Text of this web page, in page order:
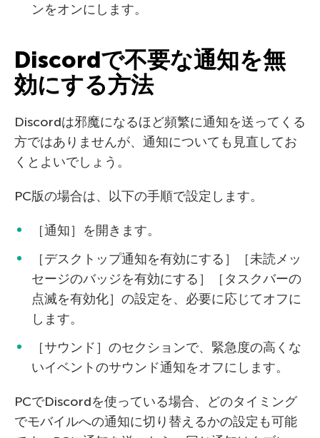
ンをオンにします。
Discordで不要な通知を無
効にする方法
Discordは邪魔になるほど頻繁に通知を送ってくる
方ではありませんが、通知についても見直してお
くとよいでしょう。
PC版の場合は、以下の手順で設定します。
［通知］を開きます。
［デスクトップ通知を有効にする］［未読メッ
セージのバッジを有効にする］［タスクバーの
点滅を有効化］の設定を、必要に応じてオフに
します。
［サウンド］のセクションで、緊急度の高くな
いイベントのサウンド通知をオフにします。
PCでDiscordを使っている場合、どのタイミング
でモバイルへの通知に切り替えるかの設定も可能